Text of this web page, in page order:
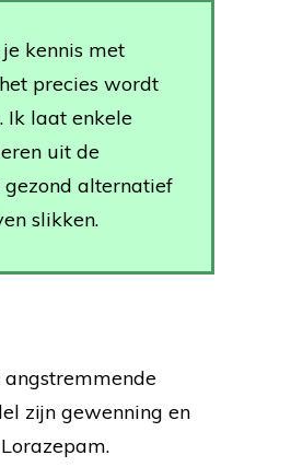
kennis met
precies wordt
Ik laat enkele
uit de
gezond alternatief
slikken.
zijn gewenning en